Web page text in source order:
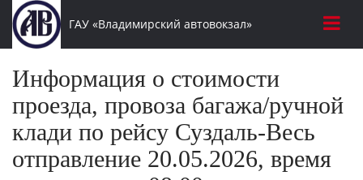
ГАУ «Владимирский автовокзал»
Информация о стоимости
проезда, провоза багажа/ручной
клади по рейсу Суздаль-Весь
отправление 20.05.2026, время